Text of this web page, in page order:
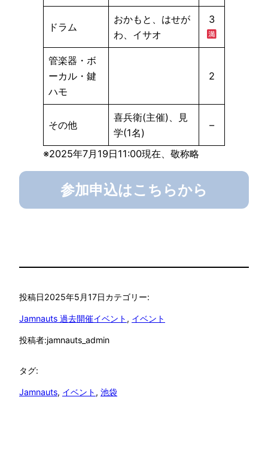
ドラム
おかもと、はせが
わ、イサオ
3
管楽器・ボ
ーカル・鍵
ハモ
2
その他
喜兵衛(主催)、見
学(1名)
–
※2025年7月19日11:00現在、敬称略
参加申込はこちらから
投稿日2025年5月17日カテゴリー:
Jamnauts 過去開催イベント , イベント
投稿者:jamnauts_admin
タグ:
Jamnauts, イベント , 池袋